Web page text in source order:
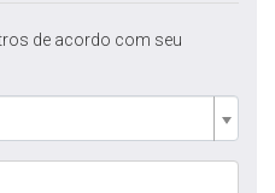
de acordo com seu